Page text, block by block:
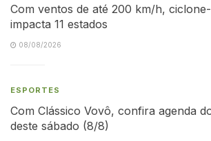
Com ventos de até 200 km/h,
impacta 11 estados
08/08/2026
ESPORTES
Com Clássico Vovô, confira agenda
deste sábado (8/8)